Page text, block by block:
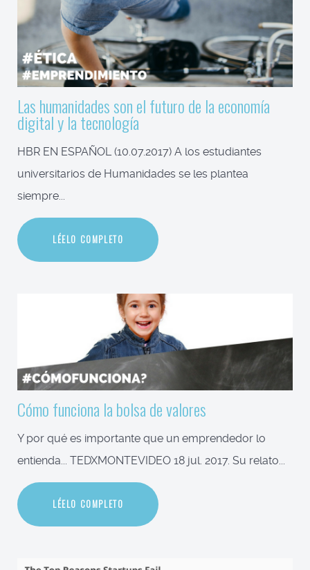
Las humanidades son el futuro de la economía
digital y la tecnología
HBR EN ESPAÑOL (10.07.2017) A los estudiantes
universitarios de Humanidades se les plantea
siempre...
LÉELO COMPLETO
Cómo funciona la bolsa de valores
Y por qué es importante que un emprendedor lo
entienda... TEDXMONTEVIDEO 18 jul. 2017. Su relato...
LÉELO COMPLETO